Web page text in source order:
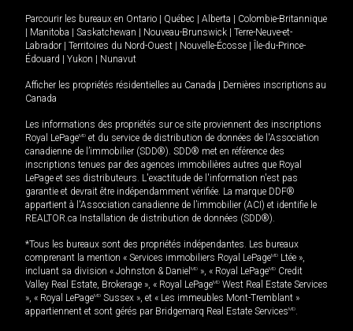
Parcourir les bureaux en Ontario Québec Alberta
Colombie-Britannique
Manitoba Saskatchewan Nouveau-Brunswick
Terre-Neuve-et-
Labrador
Territoires du Nord-Ouest Nouvelle-Écosse
Île-du-Prince-
Édouard
Yukon Nunavut
Afficher les propriétés résidentielles au Canada
Dernières inscriptions au
Canada
Les informations des propriétés sur ce site proviennent des inscriptions
Royal LePageMD et du service de distribution de données de l'Association
canadienne de l’immobilier (SDD®). SDD® met en référence des
inscriptions tenues par des agences immobilières autres que Royal
LePage et ses distributeurs. L'exactitude de l'information n'est pas
garantie et devrait être indépendamment vérifiée. La marque DDF®
appartient à l'Association canadienne de l’immobilier (ACI) et identifie le
REALTOR.ca Installation de distribution de données (SDD®).
*Tous les bureaux sont des propriétés indépendantes. Les bureaux
comprenant la mention « Services immobiliers Royal LePageMD Ltée »,
incluant sa division « Johnston & Daniel MD », « Royal LePageMD Credit
Valley Real Estate, Brokerage », « Royal LePageMD West Real Estate Services
», « Royal LePageMD Sussex », et « Les immeubles Mont-Tremblant »
appartiennent et sont gérés par Bridgemarq Real Estate ServicesMD.